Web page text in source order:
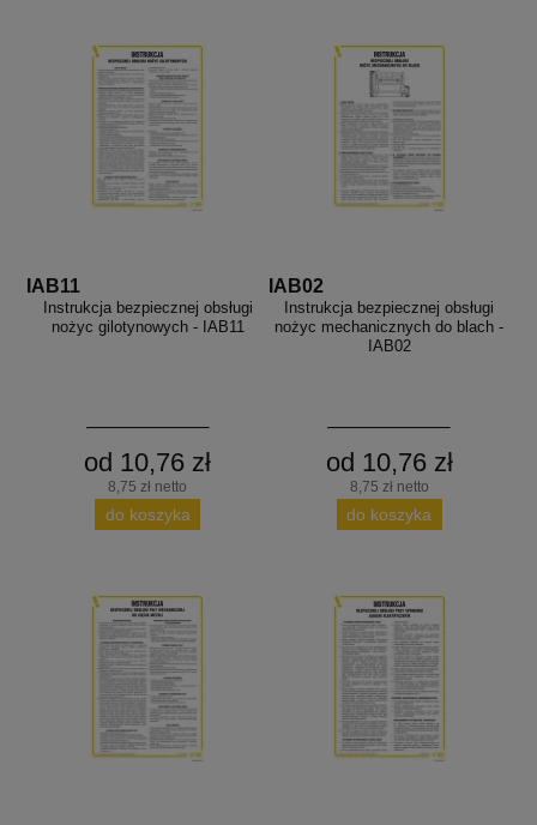
IAB11
Instrukcja bezpiecznej obsługi
nożyc gilotynowych - IAB11
od 10,76 zł
8,75 zł netto
do koszyka
IAB02
Instrukcja bezpiecznej obsługi
nożyc mechanicznych do blach -
IAB02
od 10,76 zł
8,75 zł netto
do koszyka